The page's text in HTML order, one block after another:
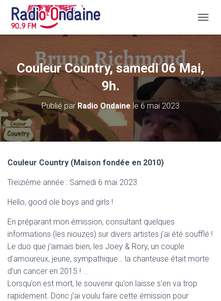
É
I
E
R
L
Couleur Country, samedi 06 Mai,
9h.
Publié parRadio Ondaine le 6 mai 2023
Couleur Country (Maison fondée en 2010)
Treizième année : Samedi 6 mai 2023
Hello, good ole boys and girls !
En préparant mon émission, consultant quelques
informations (les niouzes) sur divers artistes j’ai été soufflé !
Le duo que j’aimais bien, les Joey & Rory, un couple
d’amoureux, jeune, sympathique… la chanteuse était morte
d’un cancer en 2015 ! …
Lorsqu’on est mort, le souvenir qu’on laisse s’en va trop
rapidement. Donc j’ai voulu faire cette émission pour